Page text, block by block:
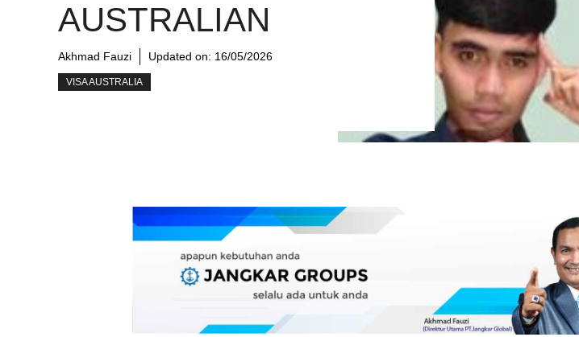
AUSTRALIAN
Akhmad Fauzi Updated on: 16/05/2026
VISA AUSTRALIA